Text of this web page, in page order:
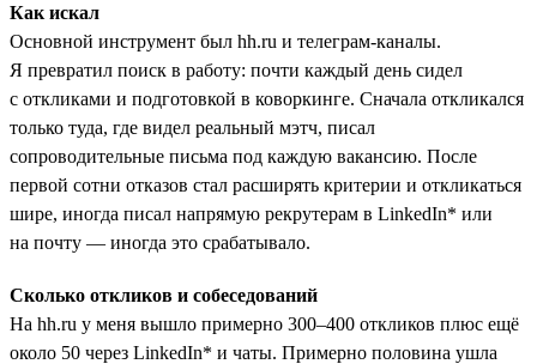
Как искал
Основной инструмент был hh.ru и телеграм-каналы.
Я превратил поиск в работу: почти каждый день сидел
с откликами и подготовкой в коворкинге. Сначала откликался
только туда, где видел реальный мэтч, писал
сопроводительные письма под каждую вакансию. После
первой сотни отказов стал расширять критерии и откликаться
шире, иногда писал напрямую рекрутерам в LinkedIn* или
на почту — иногда это срабатывало.
Сколько откликов и собеседований
На hh.ru у меня вышло примерно 300–400 откликов плюс ещё
около 50 через LinkedIn* и чаты. Примерно половина ушла